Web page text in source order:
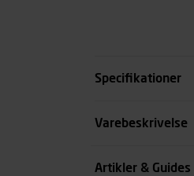
Specifikationer
Størrelse
Varebeskrivelse
Artikler & Guides